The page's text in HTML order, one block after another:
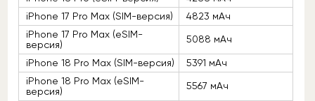
iPhone 17 Pro Max (SIM-версия)
4823 мАч
iPhone 17 Pro Max (eSIM-
версия)
5088 мАч
iPhone 18 Pro Max (SIM-версия)
5391 мАч
iPhone 18 Pro Max (eSIM-
версия)
5567 мАч